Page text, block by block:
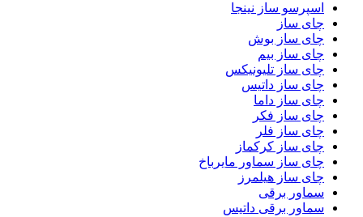
اسپرسو ساز نینجا
چای ساز
چای ساز بوش
چای ساز بیم
چای ساز تلیونیکس
چای ساز داتیس
چای ساز داما
چای ساز فکر
چای ساز فلر
چای ساز کرکماز
چای ساز سماور مایرباخ
چای ساز هیلمرز
سماور برقی
سماور برقی داتیس